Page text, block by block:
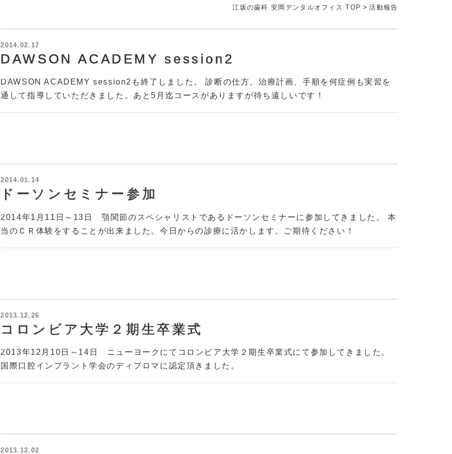
江坂の歯科 安岡デンタルオフィス TOP >活動報告
2014.02.17
DAWSON ACADEMY session2
DAWSON ACADEMY session2も終了しました。 診断の仕方、治療計画、手順を何症例も実習を
通して指導していただきました。あと5月迄コースがありますが待ち遠しいです！
2014.01.14
ドーソンセミナー参加
2014年1月11日～13日 顎関節のスペシャリストであるドーソンセミナーに参加してきました。 本
当のＣＲ体験をすることが出来ました。今日からの診療に活かします。ご期待ください！
2013.12.26
コロンビア大学２期生卒業式
2013年12月10日～14日 ニューヨークにてコロンビア大学２期生卒業式にて参加してきました。
国際口腔インプラント学会のディプロマに認定頂きました。
2013.12.02